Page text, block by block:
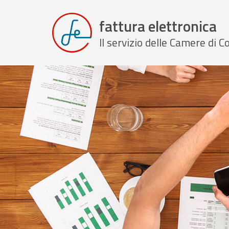
fattura elettronica
Il servizio delle Camere di